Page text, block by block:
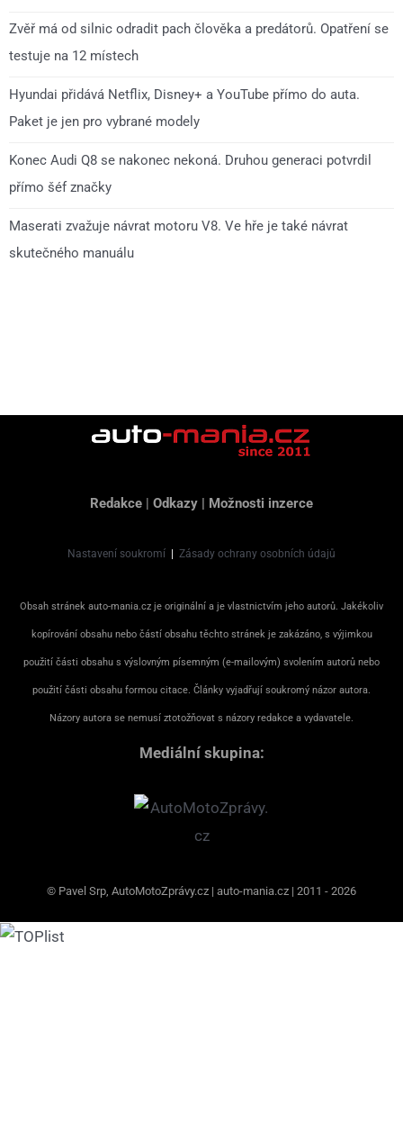
Zvěř má od silnic odradit pach člověka a predátorů. Opatření se
testuje na 12 místech
Hyundai přidává Netflix, Disney+ a YouTube přímo do auta.
Paket je jen pro vybrané modely
Konec Audi Q8 se nakonec nekoná. Druhou generaci potvrdil
přímo šéf značky
Maserati zvažuje návrat motoru V8. Ve hře je také návrat
skutečného manuálu
Redakce | Odkazy | Možnosti inzerce
Nastavení soukromí | Zásady ochrany osobních údajů
Obsah stránek auto-mania.cz je originální a je vlastnictvím jeho autorů. Jakékoliv
kopírování obsahu nebo částí obsahu těchto stránek je zakázáno, s výjimkou
použití části obsahu s výslovným písemným (e-mailovým) svolením autorů nebo
použití části obsahu formou citace. Články vyjadřují soukromý názor autora.
Názory autora se nemusí ztotožňovat s názory redakce a vydavatele.
Mediální skupina:
© Pavel Srp, AutoMotoZprávy.cz | auto-mania.cz | 2011 - 2026